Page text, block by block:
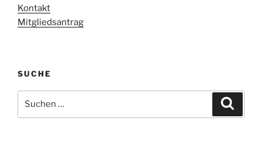
Kontakt
Mitgliedsantrag
SUCHE
nach: